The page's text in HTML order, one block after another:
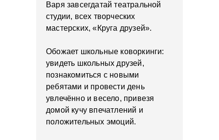
Варя завсегдатай театральной
студии, всех творческих
мастерских, «Круга друзей».
Обожает школьные коворкинги:
увидеть школьных друзей,
познакомиться с новыми
ребятами и провести день
увлечённо и весело, привезя
домой кучу впечатлений и
положительных эмоций.